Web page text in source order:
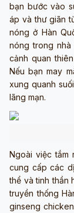
bạn bước vào
áp và thư giãn
nóng ở Hàn
nóng trong
cảnh quan
Nếu bạn may
xung quanh
lãng mạn.
Ngoài việc tắm
cung cấp các
thể và tinh thần
truyền thống
ginseng